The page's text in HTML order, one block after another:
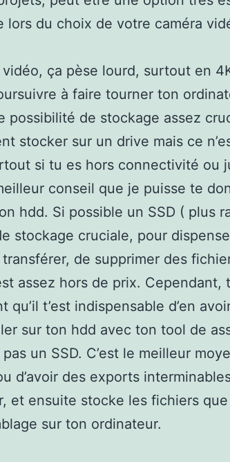
lors du choix de votre caméra
vidéo, ça pèse lourd, surtout en
à faire tourner ton
possibilité de stockage assez
stocker sur un drive mais ce
si tu es hors connectivité ou
conseil que je puisse te
hdd. Si possible un SSD ( plus
stockage cruciale, pour
de supprimer des
assez hors de prix. Cependant,
qu’il t’est indispensable d’en
sur ton hdd avec ton tool de
pas un SSD. C’est le meilleur
d’avoir des exports
et ensuite stocke les fichiers
sur ton ordinateur.